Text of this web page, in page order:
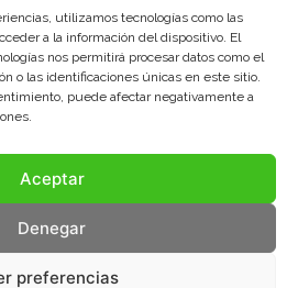
utilizamos tecnologías como las
a la información del dispositivo. El
nos permitirá procesar datos como el
o las identificaciones únicas en este sitio.
puede afectar negativamente a
Aceptar
Denegar
preferencias